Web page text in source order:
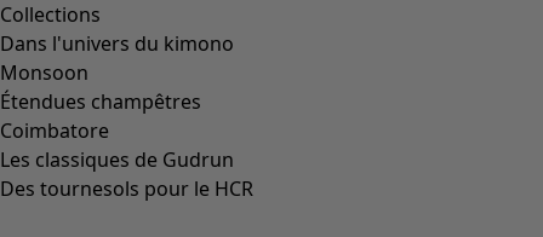
Collections
Dans l'univers du kimono
Monsoon
Étendues champêtres
Coimbatore
Les classiques de Gudrun
Des tournesols pour le HCR